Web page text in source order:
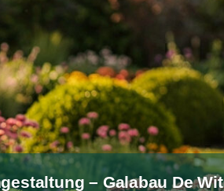
– Galabau De Wit